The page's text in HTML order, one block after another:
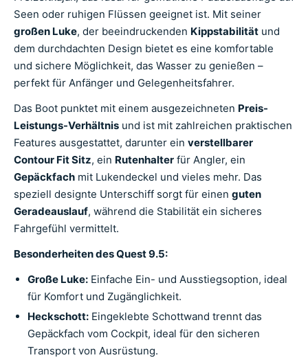
Seen oder ruhigen Flüssen geeignet ist. Mit seiner
großen Luke, der beeindruckenden Kippstabilität und
dem durchdachten Design bietet es eine komfortable
und sichere Möglichkeit, das Wasser zu genießen –
perfekt für Anfänger und Gelegenheitsfahrer.
Das Boot punktet mit einem ausgezeichneten Preis-
Leistungs-Verhältnis und ist mit zahlreichen praktischen
Features ausgestattet, darunter ein verstellbarer
Contour Fit Sitz, ein Rutenhalter für Angler, ein
Gepäckfach mit Lukendeckel und vieles mehr. Das
speziell designte Unterschiff sorgt für einen guten
Geradeauslauf, während die Stabilität ein sicheres
Fahrgefühl vermittelt.
Besonderheiten des Quest 9.5:
Große Luke: Einfache Ein- und Ausstiegsoption, ideal
für Komfort und Zugänglichkeit.
Heckschott: Eingeklebte Schottwand trennt das
Gepäckfach vom Cockpit, ideal für den sicheren
Transport von Ausrüstung.